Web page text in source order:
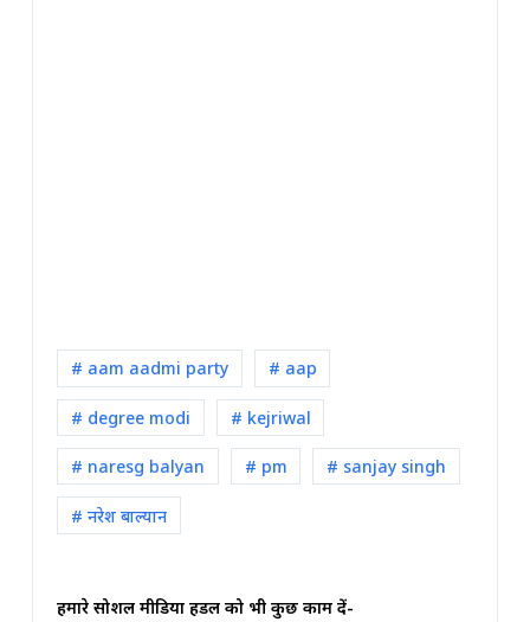
# aam aadmi party # aap
# degree modi # kejriwal
# naresg balyan # pm # sanjay singh
# नरेश बाल्यान
हमारे सोशल मीडिया हैंडल को भी कुछ काम दें-